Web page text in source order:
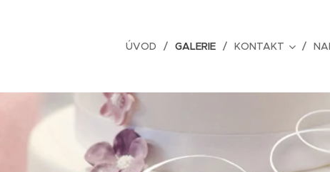
ÚVOD GALERIE KONTAKT